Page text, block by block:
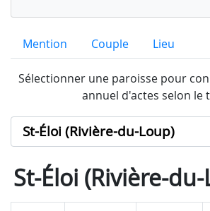
Mention Couple Lieu
Sélectionner une paroisse pour
annuel d'actes selon le
St-Éloi (Rivière-